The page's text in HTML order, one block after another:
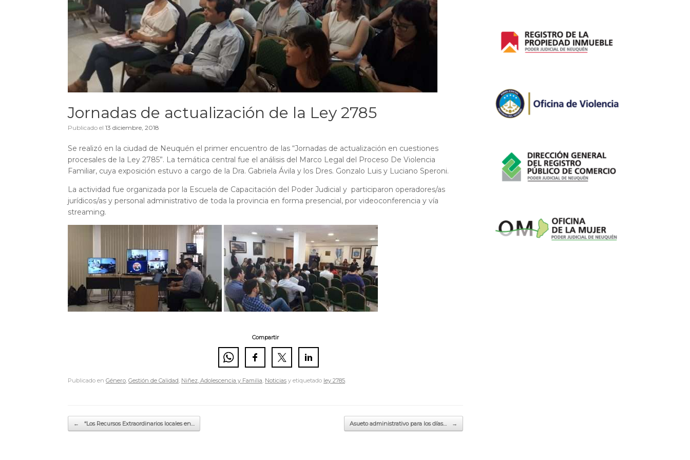
Jornadas de actualización de la Ley 2785
Publicado el 13 diciembre, 2018
Se realizó en la ciudad de Neuquén el primer encuentro de las “Jornadas de actualización en cuestiones
procesales de la Ley 2785”. La temática central fue el análisis del Marco Legal del Proceso De Violencia
Familiar, cuya exposición estuvo a cargo de la Dra. Gabriela Ávila y los Dres. Gonzalo Luis y Luciano Speroni.
La actividad fue organizada por la Escuela de Capacitación del Poder Judicial y participaron operadores/as
jurídicos/as y personal administrativo de toda la provincia en forma presencial, por videoconferencia y vía
streaming.
Compartir
Publicado en Género, Gestión de Calidad, Niñez, Adolescencia y Familia, Noticias y etiquetado ley 2785.
Navegador de artículos
← “Los Recursos Extraordinarios locales en… Asueto administrativo para los días… →